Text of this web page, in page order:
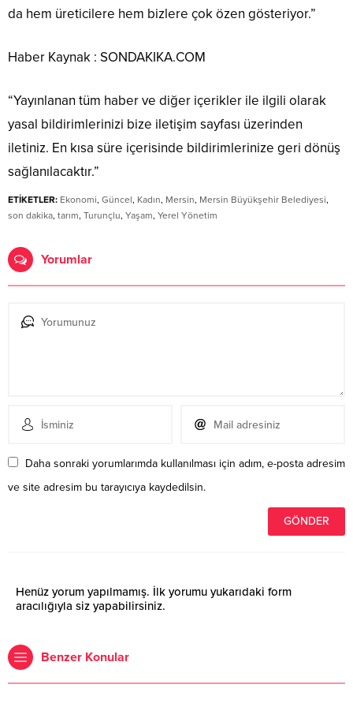
da hem üreticilere hem bizlere çok özen gösteriyor.”
Haber Kaynak : SONDAKIKA.COM
“Yayınlanan tüm haber ve diğer içerikler ile ilgili olarak
yasal bildirimlerinizi bize iletişim sayfası üzerinden
iletiniz. En kısa süre içerisinde bildirimlerinize geri dönüş
sağlanılacaktır.”
ETİKETLER: Ekonomi, Güncel, Kadın, Mersin, Mersin Büyükşehir Belediyesi,
son dakika, tarım, Turunçlu, Yaşam, Yerel Yönetim
Yorumlar
Daha sonraki yorumlarımda kullanılması için adım, e-posta adresim
ve site adresim bu tarayıcıya kaydedilsin.
Henüz yorum yapılmamış. İlk yorumu yukarıdaki form
aracılığıyla siz yapabilirsiniz.
Benzer Konular